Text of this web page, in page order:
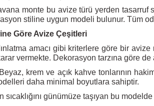
monte bu avize türü yerden tasarruf
stiline uygun modeli bulunur. Tüm
Göre Avize Çeşitleri
amacı gibi kriterlere göre bir avize
vermekte. Dekorasyon tarzına göre
Beyaz, krem ve açık kahve tonlarının
daha minimal boyutlara sahiptir.
sıcaklığını günümüze taşıyan bu